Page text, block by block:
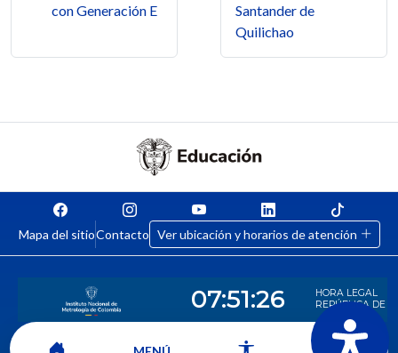
con Generación E
Santander de
Quilichao
Mapa del sitioContacto Ver ubicación y horarios de atención
CORPORACIÓN UNIVERSITARIA COMFACAUCA - UNICOMFACAUCA